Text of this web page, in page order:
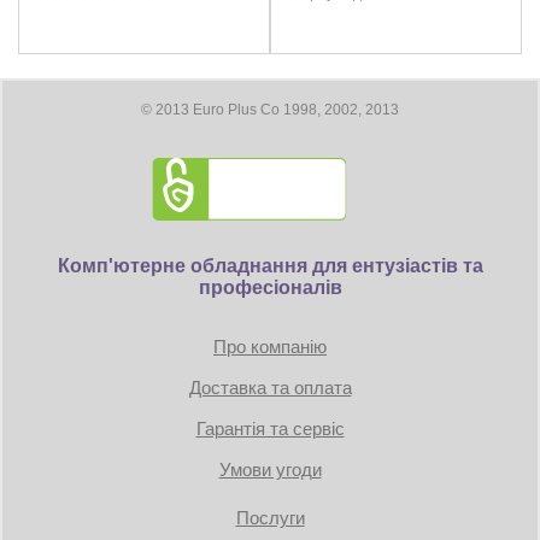
Длина видеокарты 304 мм
Требование к блоку питания:
© 2013 Euro Plus Co 1998, 2002, 2013
Комп'ютерне обладнання для ентузіастів та
професіоналів
Про компанію
Доставка та оплата
Гарантія та сервіс
Умови угоди
Послуги